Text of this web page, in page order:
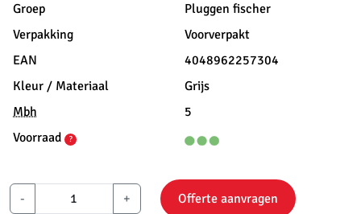
Groep
Pluggen fischer
Verpakking
Voorverpakt
EAN
4048962257304
Kleur / Materiaal
Grijs
Mbh
5
Voorraad
?
- + Offerte aanvragen